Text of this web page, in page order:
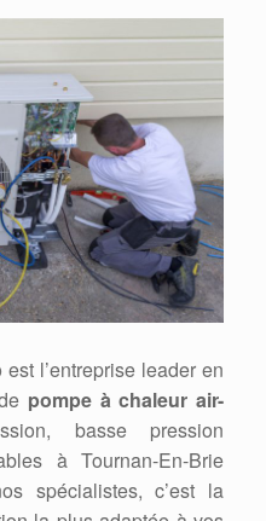
l’entreprise leader en
pompe à chaleur air-
basse pression
à Tournan-En-Brie
spécialistes, c’est la